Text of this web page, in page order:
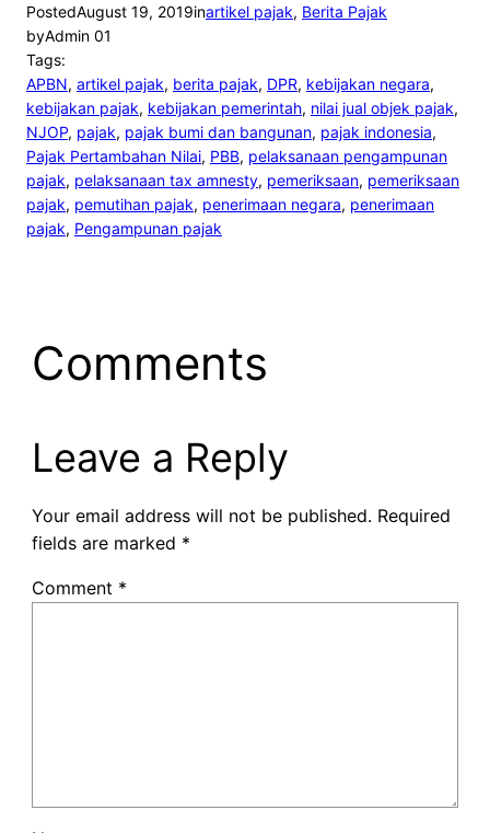
PostedAugust 19, 2019inartikel pajak, Berita Pajak
byAdmin 01
Tags:
APBN, artikel pajak, berita pajak, DPR, kebijakan negara
kebijakan pajak, kebijakan pemerintah, nilai jual objek pajak
NJOP, pajak, pajak bumi dan bangunan, pajak indonesia
Pajak Pertambahan Nilai, PBB, pelaksanaan pengampunan
pajak, pelaksanaan tax amnesty, pemeriksaan, pemeriksaan
pajak, pemutihan pajak, penerimaan negara, penerimaan
pajak, Pengampunan pajak
Comments
Leave a Reply
Your email address will not be published. Required
fields are marked *
Comment *